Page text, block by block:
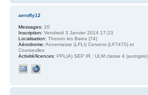
aerofly12
Messages: 20
Inscription: Vendredi 3 Janvier 2014 17:23
Localisation: Thonon les Bains (74)
Aérodrome: Annemasse (LFLI) Cervens (LF7470) et
Courseulles
Activité/licences: PPL(A) SEP IR ; ULM classe 4 (autogire)